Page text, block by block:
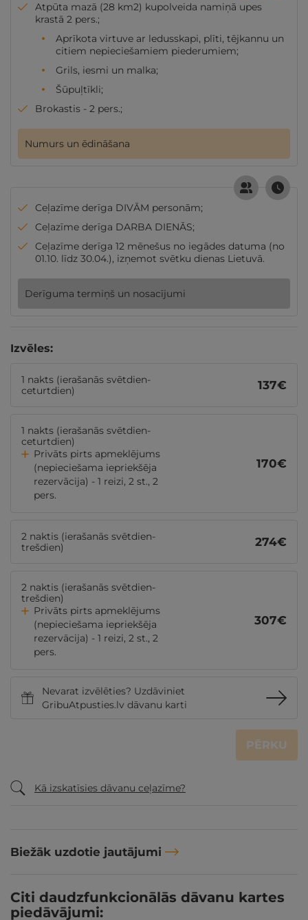
Atpūta mazā (28 km2) kupolveida namiņā upes
krastā 2 pers.;
Aprīkota virtuve ar ledusskapi, plīti, tējkannu un
citiem nepieciešamiem piederumiem;
Grils, iesmi un malka;
Šūpuļtīkli;
Brokastis - 2 pers.;
Numurs un ēdināšana
Ceļazīme derīga DIVĀM personām;
Ceļazīme derīga DARBA DIENĀS;
Ceļazīme derīga 12 mēnešus no iegādes datuma (no
01.10. līdz 30.04.), izņemot svētku dienas Lietuvā.
Derīguma termiņš un nosacījumi
Izvēles:
1 nakts (ierašanās svētdien-
ceturtdien)
137€
1 nakts (ierašanās svētdien-
ceturtdien)
Privāts pirts apmeklējums
(nepieciešama iepriekšēja
rezervācija) - 1 reizi, 2 st., 2
pers.
170€
2 naktis (ierašanās svētdien-
trešdien)
274€
2 naktis (ierašanās svētdien-
trešdien)
Privāts pirts apmeklējums
(nepieciešama iepriekšēja
rezervācija) - 1 reizi, 2 st., 2
pers.
307€
Nevarat izvēlēties? Uzdāviniet
GribuAtpusties.lv dāvanu karti
PĒRKU
Kā izskatīsies dāvanu ceļazīme?
Biežāk uzdotie jautājumi
Citi daudzfunkcionālās dāvanu kartes
piedāvājumi: